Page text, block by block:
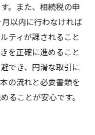
。また、相続税の申
以内に行わなければ
ティが課されること
を正確に進めること
でき、円滑な取引に
の流れと必要書類を
ることが安心です。